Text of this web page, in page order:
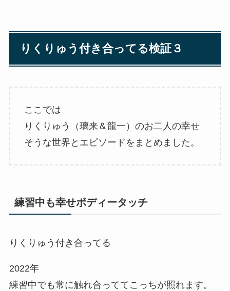
りくりゅう付き合ってる検証３
ここでは
りくりゅう（璃来＆龍一）のお二人の幸せ
そうな世界とエピソードをまとめました。
練習中も幸せボディータッチ
りくりゅう付き合ってる
2022年
練習中でも常に触れ合っててこっちが照れます。